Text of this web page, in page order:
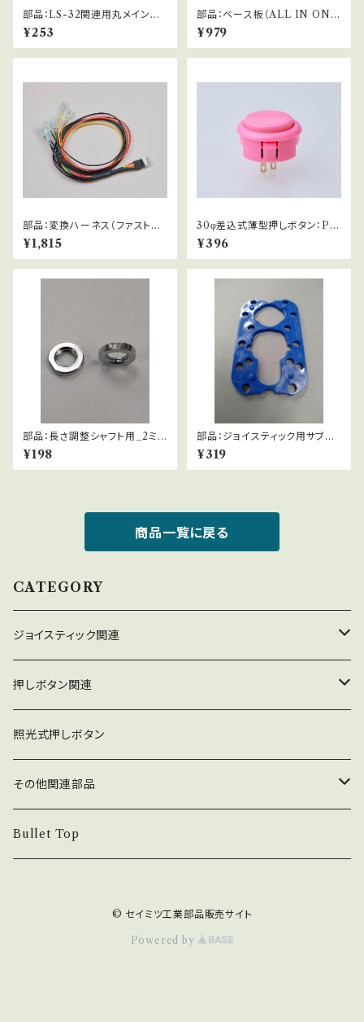
部品：LS-32関連用丸メインガ
イド
¥253
部品：ベース板（ALL IN ONE
ベース）
¥979
部品：変換ハーネス（ファストン
端子・静音タイプ用）
¥1,815
30φ差込式薄型押しボタン：PS
-15
¥396
部品：長さ調整シャフト用_2ミリ
ワッシャー
¥198
部品：ジョイスティック用サブガ
イド_ビスナシ
¥319
商品一覧に戻る
CATEGORY
ジョイスティック関連
ジョイスティック本体
コネクタ接続型
ファストン端子型
ジョイスティック関連部品
レバーボール
単品部品（ジョイスティック）
NOBIモデル関連
押しボタン関連
押しボタン_30φ
30φ_ネジ式
30φ_差込式
押しボタン_24φ
24φ_ネジ式
単品部品（押しボタン）
照光式押しボタン
その他関連部品
電子部品
Bullet Top
© セイミツ工業部品販売サイト
Powered by